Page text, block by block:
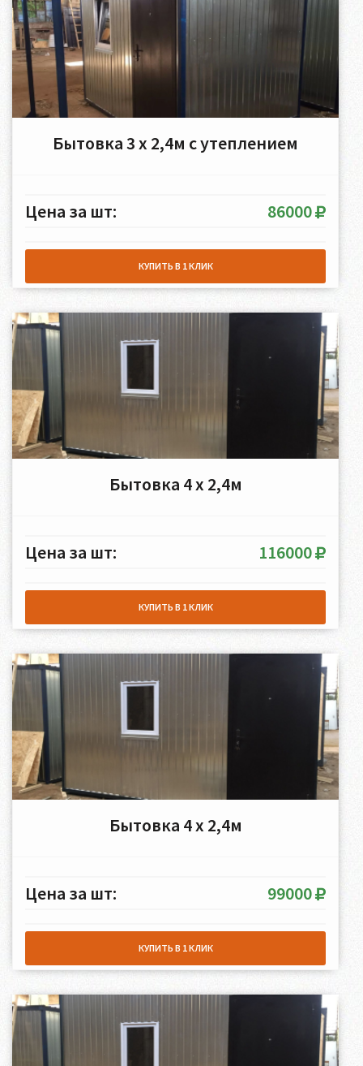
Бытовка 3 х 2,4м с утеплением
Цена за шт: 86000
КУПИТЬ В 1 КЛИК
Бытовка 4 х 2,4м
Цена за шт: 116000
КУПИТЬ В 1 КЛИК
Бытовка 4 х 2,4м
Цена за шт: 99000
КУПИТЬ В 1 КЛИК